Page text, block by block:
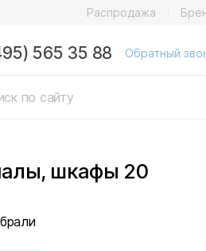
Распродажа
565 35 88 Обратный
шкафы 20